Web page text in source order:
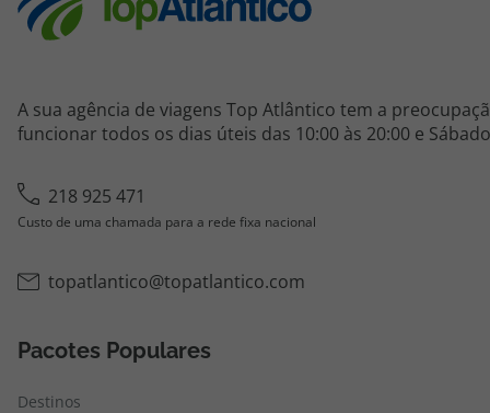
A sua agência de viagens Top Atlântico tem a
funcionar todos os dias úteis das 10:00 às 20:00 e
218 925 471
Custo de uma chamada para a rede fixa nacional
topatlantico@topatlantico.com
Pacotes Populares
Destinos